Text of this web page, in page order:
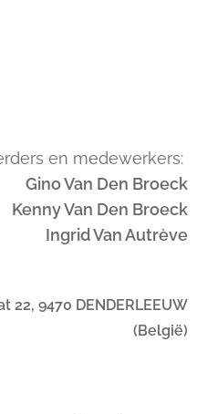
en medewerkers:
Gino Van Den Broeck
Kenny Van Den Broeck
Ingrid Van Autrève
22, 9470 DENDERLEEUW
(België)